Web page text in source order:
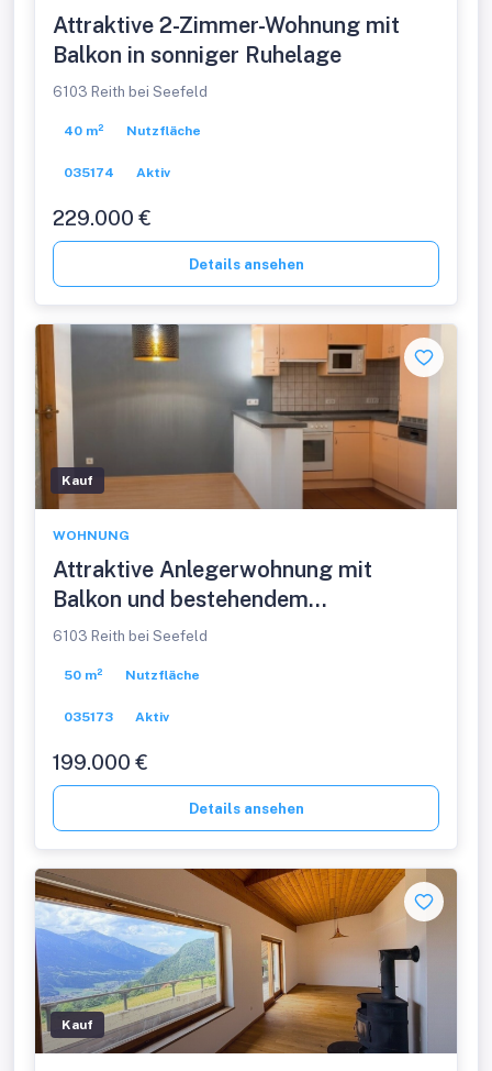
Attraktive 2-Zimmer-Wohnung mit
Balkon in sonniger Ruhelage
6103 Reith bei Seefeld
40 m² Nutzfläche
035174 Aktiv
229.000 €
Details ansehen
Kauf
WOHNUNG
Attraktive Anlegerwohnung mit
Balkon und bestehendem
Mietverhältnis
6103 Reith bei Seefeld
50 m² Nutzfläche
035173 Aktiv
199.000 €
Details ansehen
Kauf